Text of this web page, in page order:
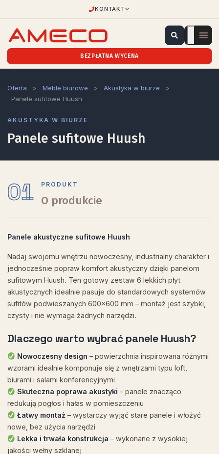
KONTAKT
BEZPŁATNA WYCENA
Oferta > Meble biurowe > Akustyka w biurze
>
Panele sufitowe Huush
AKUSTYKA W BIURZE
Panele sufitowe Huush
01 PRODUKT
O produkcie
Panele akustyczne sufitowe Huush
Nadaj swojemu wnętrzu nowoczesny, industrialny charakter i
jednocześnie popraw komfort akustyczny dzięki panelom
sufitowym Huush. Ten gotowy zestaw 6 lekkich płyt
akustycznych idealnie pasuje do standardowych systemów
sufitów podwieszanych 600×600 mm – montaż jest szybki,
czysty i nie wymaga żadnych narzędzi.
Dlaczego warto wybrać panele Huush?
Nowoczesny design – powierzchnia inspirowana różnymi
wzorami idealnie komponuje się z wnętrzami typu loft,
biurami i salami konferencyjnymi
Skuteczna poprawa akustyki – panele znacząco
redukują pogłos i hałas w pomieszczeniu
Łatwy montaż – wystarczy wyjąć stare panele i włożyć
nowe, bez użycia narzędzi
Lekka i trwała konstrukcja – wykonane z wysokiej
jakości wełny szklanej